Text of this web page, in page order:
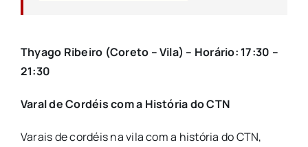
Thyago Ribeiro (Coreto – Vila) – Horário: 17:30 –
21:30
Varal de Cordéis com a História do CTN
Varais de cordéis na vila com a história do CTN,